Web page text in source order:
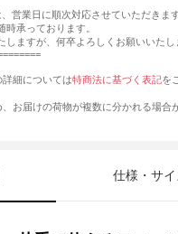
営業日に順次対応させていただきます
承っております。
ますが、何卒よろしくお願いいたし
細については特商法に基づく表記を
お届けの荷物が複数に分かれる場合
仕様・サ